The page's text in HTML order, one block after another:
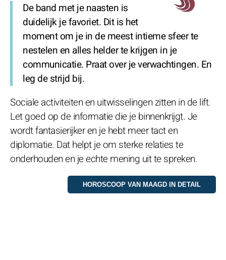
De band met je naasten is
duidelijk je favoriet. Dit is het
moment om je in de meest intieme sfeer te
nestelen en alles helder te krijgen in je
communicatie. Praat over je verwachtingen. En
leg de strijd bij.
Sociale activiteiten en uitwisselingen zitten in de lift.
Let goed op de informatie die je binnenkrijgt. Je
wordt fantasierijker en je hebt meer tact en
diplomatie. Dat helpt je om sterke relaties te
onderhouden en je echte mening uit te spreken.